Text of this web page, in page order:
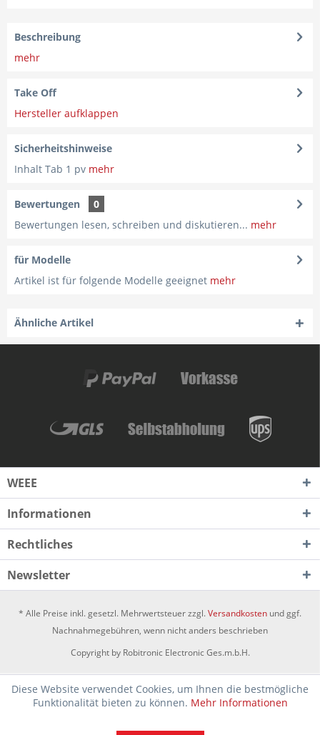
Beschreibung
mehr
Take Off
Hersteller aufklappen
Sicherheitshinweise
Inhalt Tab 1 pv mehr
Bewertungen
0
Bewertungen lesen, schreiben und diskutieren... mehr
für Modelle
Artikel ist für folgende Modelle geeignet mehr
Ähnliche Artikel
WEEE
Informationen
Rechtliches
Newsletter
* Alle Preise inkl. gesetzl. Mehrwertsteuer zzgl.Versandkosten und ggf.
Nachnahmegebühren, wenn nicht anders beschrieben
Copyright by Robitronic Electronic Ges.m.b.H.
Diese Website verwendet Cookies, um Ihnen die bestmögliche
Funktionalität bieten zu können. Mehr Informationen